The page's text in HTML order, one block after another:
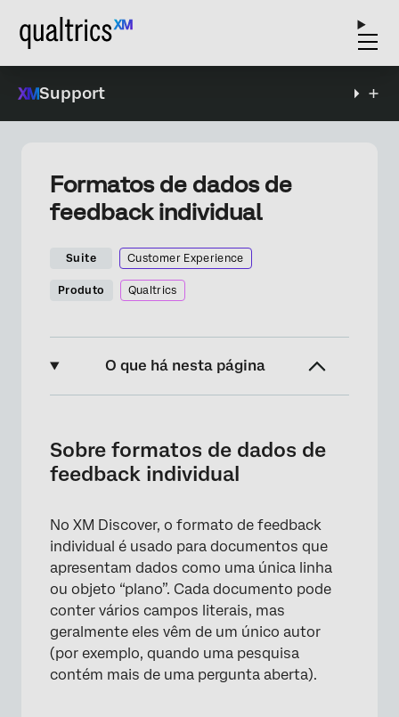
Support
Formatos de dados de
feedback individual
Suite Customer Experience
Produto Qualtrics
O que há nesta página
Formatação de CSV e Excel para feedback
individual
Formatação JSON para feedback individual
Sobre formatos de dados de
feedback individual
No XM Discover, o formato de feedback
individual é usado para documentos que
apresentam dados como uma única linha
ou objeto “plano”. Cada documento pode
conter vários campos literais, mas
geralmente eles vêm de um único autor
(por exemplo, quando uma pesquisa
contém mais de uma pergunta aberta).